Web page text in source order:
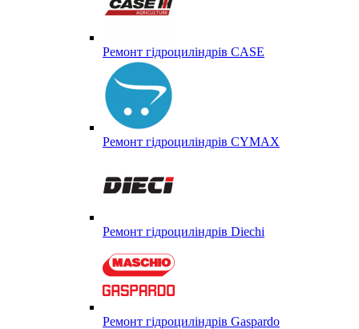
Ремонт гідроциліндрів CASE
Ремонт гідроциліндрів CYMAX
Ремонт гідроциліндрів Diechi
Ремонт гідроциліндрів Gaspardo